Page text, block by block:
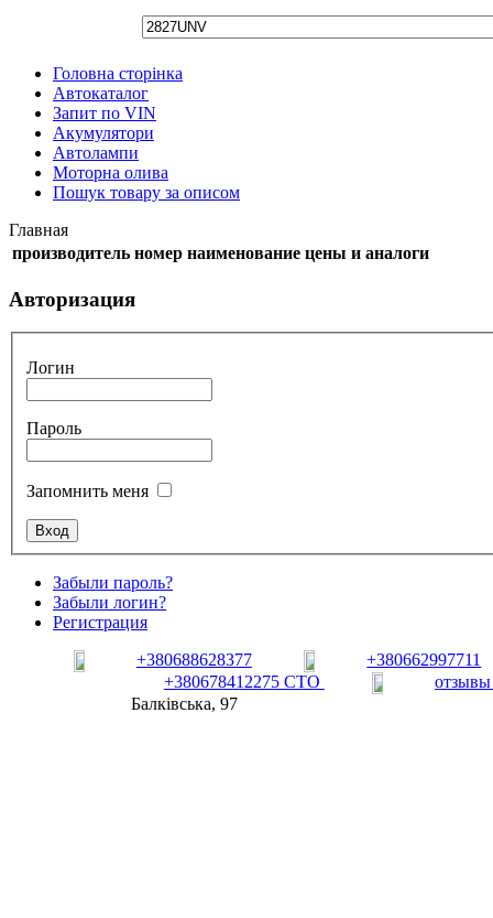
Головна сторінка
Автокаталог
Запит по VIN
Акумулятори
Автолампи
Моторна олива
Пошук товару за описом
Главная
производитель номер наименование цены и аналоги
Авторизация
Логин
Пароль
Запомнить меня
Забыли пароль?
Забыли логин?
Регистрация
+380688628377
+380662997711
+380678412275 СТО
Балківська, 97